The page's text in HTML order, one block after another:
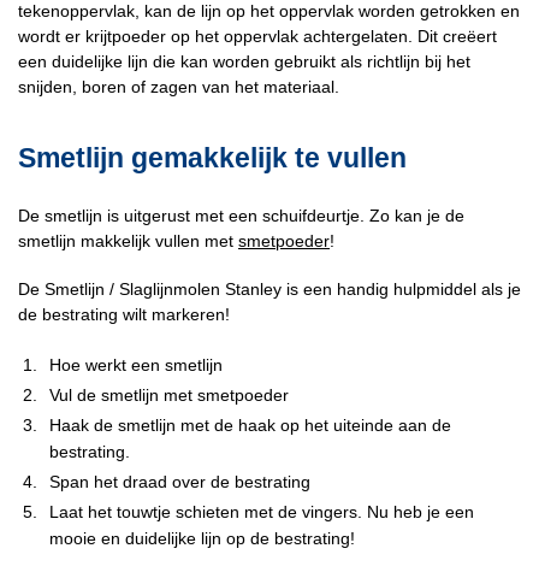
tekenoppervlak, kan de lijn op het oppervlak worden getrokken en
wordt er krijtpoeder op het oppervlak achtergelaten. Dit creëert
een duidelijke lijn die kan worden gebruikt als richtlijn bij het
snijden, boren of zagen van het materiaal.
Smetlijn gemakkelijk te vullen
De smetlijn is uitgerust met een schuifdeurtje. Zo kan je de
smetlijn makkelijk vullen met smetpoeder!
De Smetlijn / Slaglijnmolen Stanley is een handig hulpmiddel als je
de bestrating wilt markeren!
Hoe werkt een smetlijn
Vul de smetlijn met smetpoeder
Haak de smetlijn met de haak op het uiteinde aan de
bestrating.
Span het draad over de bestrating
Laat het touwtje schieten met de vingers. Nu heb je een
mooie en duidelijke lijn op de bestrating!